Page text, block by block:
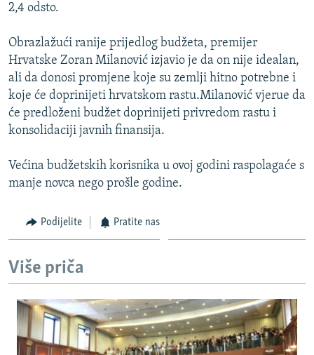
TV LIBERTY
POST SCRIPTUM
MOJA EVROPA
TRI DECENIJE OD RATA U BIH
SVE KARTE DEJTONA
NASTANAK I RASPAD JUGOSLAVIJE
Sve RFE/RL stranice
2,4 odsto.
Obrazlažući ranije prijedlog budžeta, premijer
Hrvatske Zoran Milanović izjavio je da on nije idealan,
ali da donosi promjene koje su zemlji hitno potrebne i
koje će doprinijeti hrvatskom rastu.Milanović vjerue da
će predloženi budžet doprinijeti privredom rastu i
konsolidaciji javnih finansija.
Većina budžetskih korisnika u ovoj godini raspolagaće s
manje novca nego prošle godine.
Podijelite Pratite nas
Više priča